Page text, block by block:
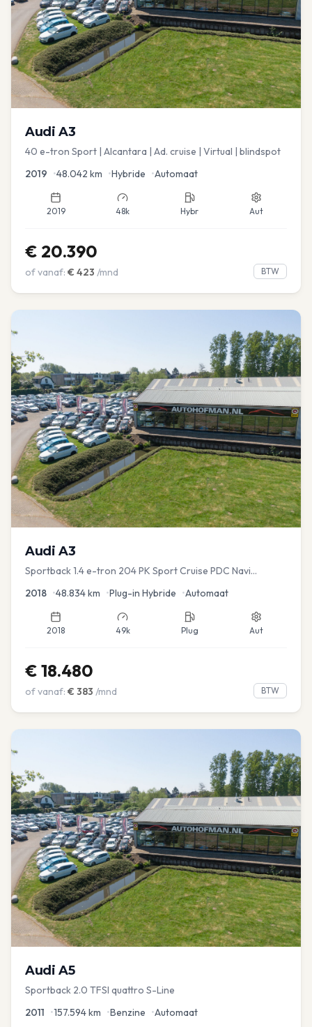
Audi A3
40 e-tron Sport | Alcantara | Ad. cruise | Virtual | blindspot
2019 •48.042 km •Hybride •Automaat
2019 48k Hybr Aut
€ 20.390
of vanaf: € 423 /mnd BTW
Audi A3
Sportback 1.4 e-tron 204 PK Sport Cruise PDC Navi
2018 •48.834km •Plug-in Hybride •Automaat
2018 49k Plug Aut
€ 18.480
of vanaf: € 383 /mnd BTW
Audi A5
Sportback 2.0 TFSI quattro S-Line
2011 •157.594km •Benzine •Automaat